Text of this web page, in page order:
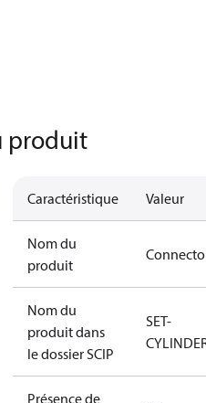
produit
Caractéristique Valeur
Nom du
produit
Nom du
produit dans
le dossier SCIP
SET-
Présence de